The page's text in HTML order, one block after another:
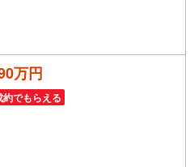
万円
約でもらえる